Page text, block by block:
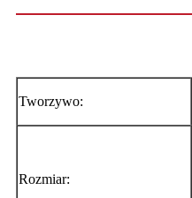
Tworzywo:
Rozmiar: